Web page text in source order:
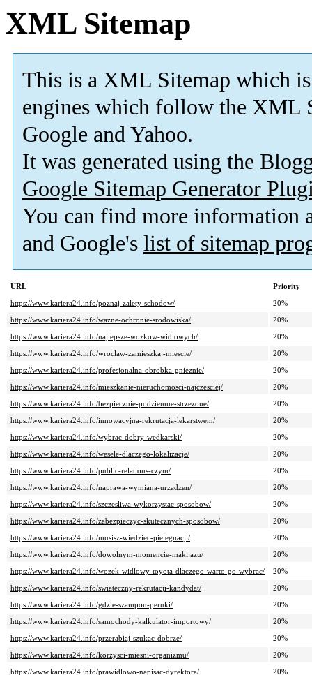
XML Sitemap
This is a XML Sitemap which is
engines which follow the XML
Google and Yahoo.
It was generated using the
Google Sitemap Generator
You can find more information
and Google's list of sitemap
URL
Priority
https://www.kariera24.info/poznaj-zalety-schodow/
20%
https://www.kariera24.info/wazne-ochronie-srodowiska/
20%
https://www.kariera24.info/najlepsze-wozkow-widlowych/
20%
https://www.kariera24.info/wroclaw-zamieszkaj-miescie/
20%
https://www.kariera24.info/profesjonalna-obrobka-gnieznie/
20%
https://www.kariera24.info/mieszkanie-nieruchomosci-najczesciej/
20%
https://www.kariera24.info/bezpiecznie-podziemne-strzezone/
20%
https://www.kariera24.info/innowacyjna-rekrutacja-lekarstwem/
20%
https://www.kariera24.info/wybrac-dobry-wedkarski/
20%
https://www.kariera24.info/wesele-dlaczego-lokalizacje/
20%
https://www.kariera24.info/public-relations-czym/
20%
https://www.kariera24.info/naprawa-wymiana-urzadzen/
20%
https://www.kariera24.info/szczesliwa-wykorzystac-sposobow/
20%
https://www.kariera24.info/zabezpieczyc-skutecznych-sposobow/
20%
https://www.kariera24.info/musisz-wiedziec-pielegnacji/
20%
https://www.kariera24.info/dowolnym-momencie-makijazu/
20%
https://www.kariera24.info/wozek-widlowy-toyota-dlaczego-warto-go-wybrac/
20%
https://www.kariera24.info/swiateczny-rekrutacji-kandydat/
20%
https://www.kariera24.info/gdzie-szampon-peruki/
20%
https://www.kariera24.info/samochody-kalkulator-importowy/
20%
https://www.kariera24.info/przerabiaj-szukac-dobrze/
20%
https://www.kariera24.info/korzysci-miesni-organizmu/
20%
https://www.kariera24.info/prawidlowo-napisac-dyrektora/
20%